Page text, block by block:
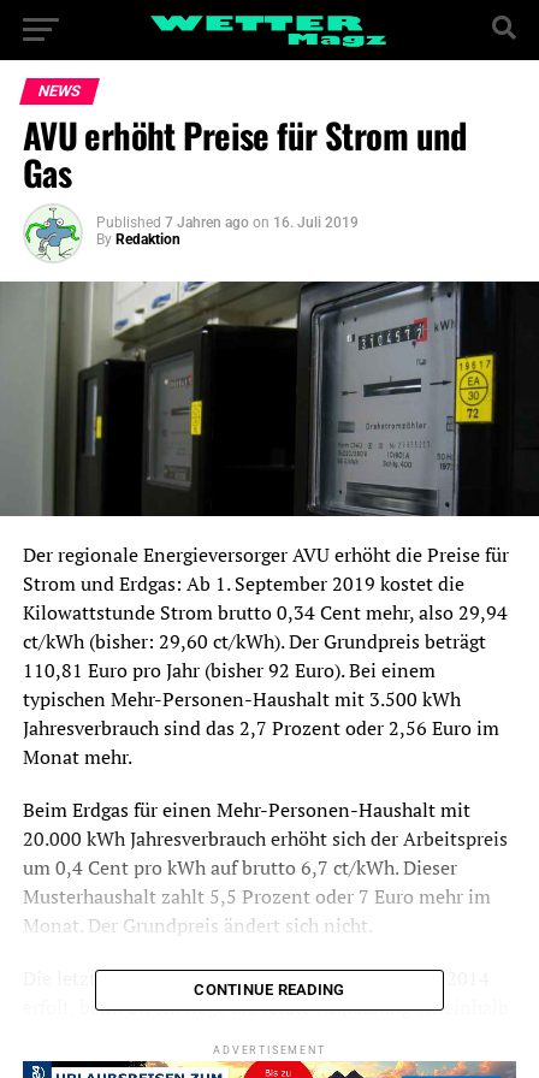
NEWS
AVU erhöht Preise für Strom und
Gas
Published 7 Jahren ago on 16. Juli 2019
By Redaktion
Der regionale Energieversorger AVU erhöht die Preise für
Strom und Erdgas: Ab 1. September 2019 kostet die
Kilowattstunde Strom brutto 0,34 Cent mehr, also 29,94
ct/kWh (bisher: 29,60 ct/kWh). Der Grundpreis beträgt
110,81 Euro pro Jahr (bisher 92 Euro). Bei einem
typischen Mehr-Personen-Haushalt mit 3.500 kWh
Jahresverbrauch sind das 2,7 Prozent oder 2,56 Euro im
Monat mehr.
Beim Erdgas für einen Mehr-Personen-Haushalt mit
20.000 kWh Jahresverbrauch erhöht sich der Arbeitspreis
um 0,4 Cent pro kWh auf brutto 6,7 ct/kWh. Dieser
Musterhaushalt zahlt 5,5 Prozent oder 7 Euro mehr im
Monat. Der Grundpreis ändert sich nicht.
Die letzte Preiserhöhung beim Erdgas sei Anfang 2014
erfolt, beim Strom liege die letzte Anpassung eineinhalb
Tagen alle Kunden in der Grundversorgung (Strom und
CONTINUE READING
ADVERTISEMENT